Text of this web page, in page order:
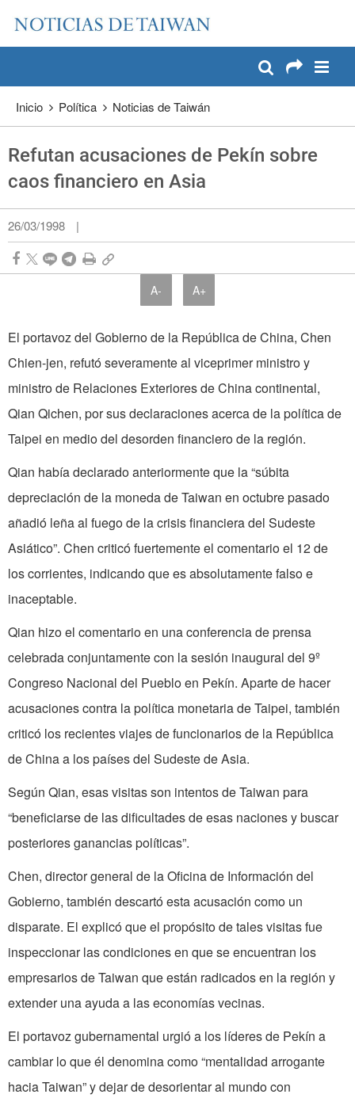
Pase a contenido principal
Inicio Política Noticias de Taiwán
Refutan acusaciones de Pekín sobre
caos financiero en Asia
26/03/1998 |
A- A+
El portavoz del Gobierno de la República de China, Chen
Chien-jen, refutó severamente al viceprimer ministro y
ministro de Relaciones Exteriores de China continental,
Qian Qichen, por sus declaraciones acerca de la política de
Taipei en medio del desorden financiero de la región.
Qian había declarado anteriormente que la “súbita
depreciación de la moneda de Taiwan en octubre pasado
añadió leña al fuego de la crisis financiera del Sudeste
Asiático”. Chen criticó fuertemente el comentario el 12 de
los corrientes, indicando que es absolutamente falso e
inaceptable.
Qian hizo el comentario en una conferencia de prensa
celebrada conjuntamente con la sesión inaugural del 9º
Congreso Nacional del Pueblo en Pekín. Aparte de hacer
acusaciones contra la política monetaria de Taipei, también
criticó los recientes viajes de funcionarios de la República
de China a los países del Sudeste de Asia.
Según Qian, esas visitas son intentos de Taiwan para
“beneficiarse de las dificultades de esas naciones y buscar
posteriores ganancias políticas”.
Chen, director general de la Oficina de Información del
Gobierno, también descartó esta acusación como un
disparate. El explicó que el propósito de tales visitas fue
inspeccionar las condiciones en que se encuentran los
empresarios de Taiwan que están radicados en la región y
extender una ayuda a las economías vecinas.
El portavoz gubernamental urgió a los líderes de Pekín a
cambiar lo que él denomina como “mentalidad arrogante
hacia Taiwan” y dejar de desorientar al mundo con